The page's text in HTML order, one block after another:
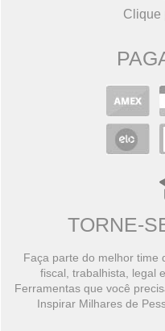
Clique
TORNE-
Faça parte do melhor time
fiscal, trabalhista, legal
Ferramentas que você
Inspirar Milhares de